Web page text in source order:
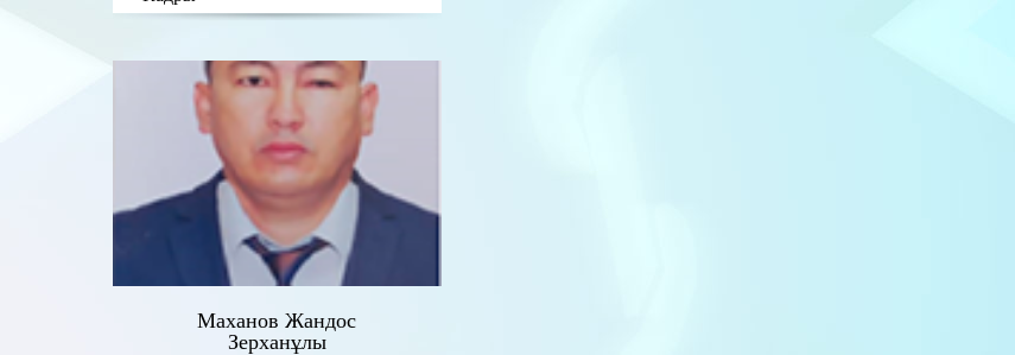
Маханов Жандос
Зерханұлы